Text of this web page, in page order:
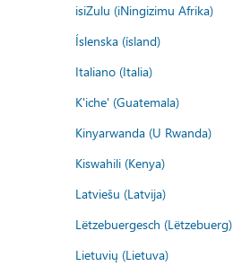
isiZulu (iNingizimu Afrika)
Íslenska (ísland)
Italiano (Italia)
K'iche' (Guatemala)
Kinyarwanda (U Rwanda)
Kiswahili (Kenya)
Latviešu (Latvija)
Lëtzebuergesch (Lëtzebuerg)
Lietuvių (Lietuva)